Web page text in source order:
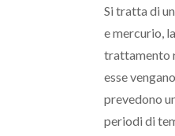
Si tratta di
e mercurio,
trattamento
esse
prevedono
periodi di